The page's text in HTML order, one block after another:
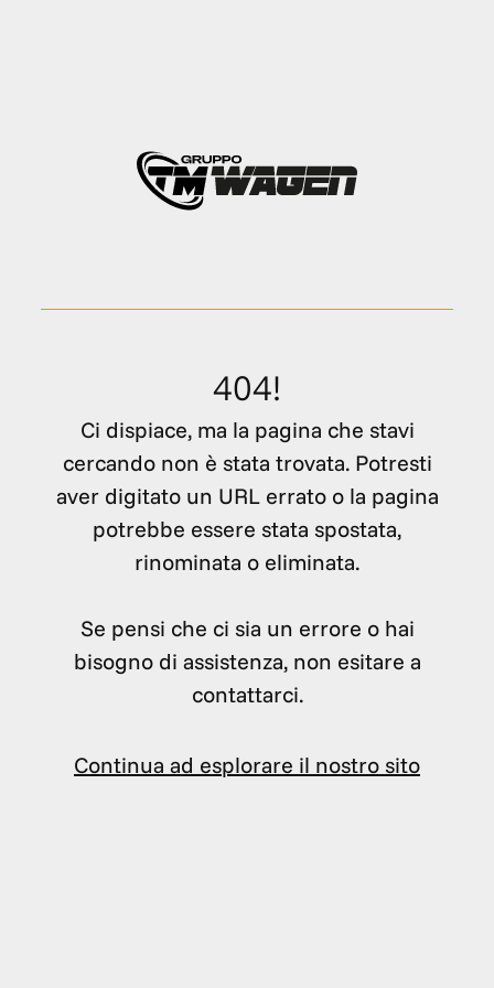
404!
Ci dispiace, ma la pagina che stavi
cercando non è stata trovata. Potresti
aver digitato un URL errato o la pagina
potrebbe essere stata spostata,
rinominata o eliminata.
Se pensi che ci sia un errore o hai
bisogno di assistenza, non esitare a
contattarci.
Continua ad esplorare il nostro sito